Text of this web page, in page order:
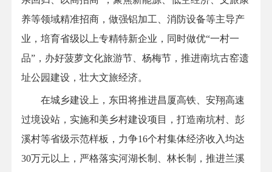
养等领域精准招商，做强铝加工、消防设备等主导产
业，培育省级以上专精特新企业，同时做优“一村一
品”，办好菠萝文化旅游节、杨梅节，推进南坑古窑遗
址公园建设，壮大文旅经济。
在城乡建设上，东田将推进昌厦高铁、安翔高速
过境设站，实施和美乡村建设项目，打造南坑村、彭
溪村等省级示范样板，力争16个村集体经济收入均达
30万元以上，严格落实河湖长制、林长制，推进兰溪